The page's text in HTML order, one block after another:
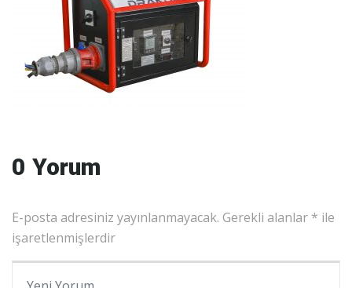
0 Yorum
E-posta adresiniz yayınlanmayacak. Gerekli alanlar * ile
işaretlenmişlerdir